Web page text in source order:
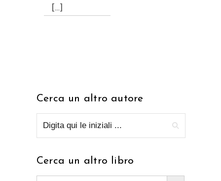
[…]
Cerca un altro autore
Cerca un altro libro
Search Button